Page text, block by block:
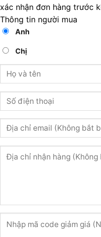
xác nhận đơn hàng trước
Thông tin người mua
Anh
Chị